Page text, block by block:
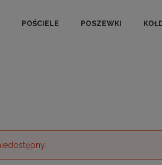
POŚCIELE POSZEWKI